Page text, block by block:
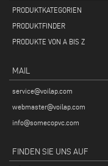
PRODUKTKATEGORIEN
PRODUKTFINDER
PRODUKTE VON A BIS Z
MAIL
service@voilap.com
webmaster@voilap.com
info@somecopvc.com
FINDEN SIE UNS AUF